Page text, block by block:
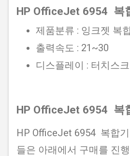
HP OfficeJet 6954 복
제품분류 : 잉크젯 복
출력속도 : 21~30
디스플레이 : 터치스
HP OfficeJet 6954 복
HP OfficeJet 6954 복합
들은 아래에서 구매를 진